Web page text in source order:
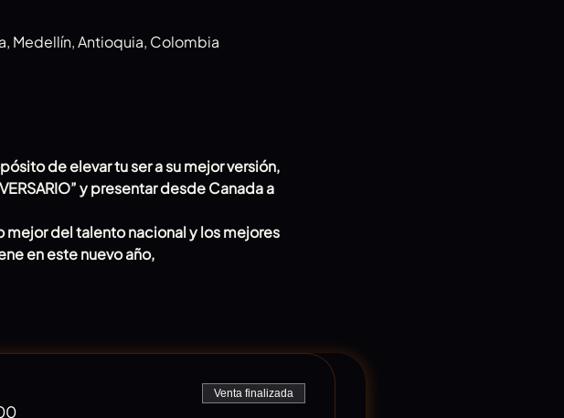
Medellín, Antioquia, Colombia
de elevar tu ser a su mejor versión,
y presentar desde Canada a
mejor del talento nacional y los mejores
en este nuevo año,
Venta finalizada